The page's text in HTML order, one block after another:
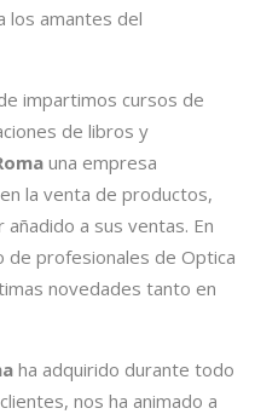
los amantes del
impartimos cursos de
de libros y
una empresa
la venta de productos,
a sus ventas. En
de profesionales de Optica
novedades tanto en
ha adquirido durante todo
nos ha animado a